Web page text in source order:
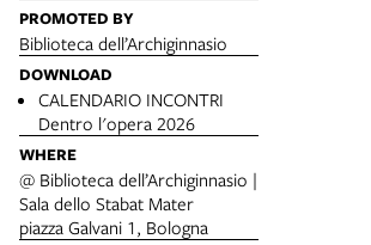
PROMOTED BY
Biblioteca dell’Archiginnasio
DOWNLOAD
CALENDARIO INCONTRI
Dentro l'opera 2026
WHERE
@ Biblioteca dell’Archiginnasio |
Sala dello Stabat Mater
piazza Galvani 1, Bologna